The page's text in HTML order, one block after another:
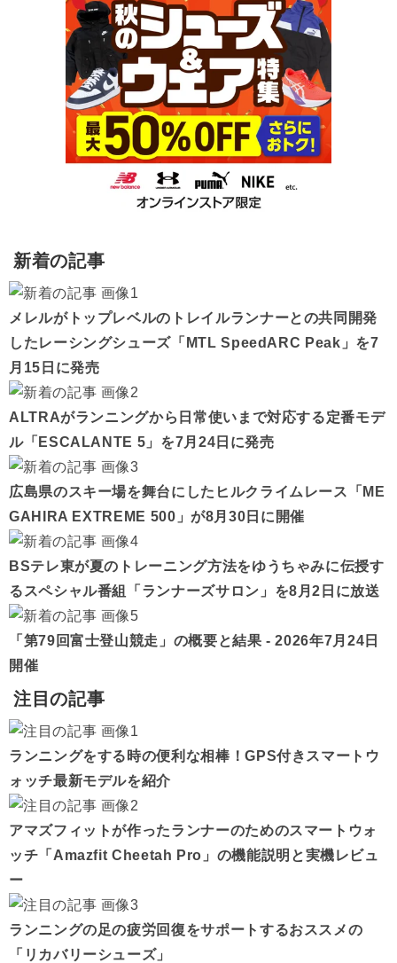
新着の記事
メレルがトップレベルのトレイルランナーとの共同開発
したレーシングシューズ「MTL SpeedARC Peak」を7
月15日に発売
ALTRAがランニングから日常使いまで対応する定番モデ
ル「ESCALANTE 5」を7月24日に発売
広島県のスキー場を舞台にしたヒルクライムレース「ME
GAHIRA EXTREME 500」が8月30日に開催
BSテレ東が夏のトレーニング方法をゆうちゃみに伝授す
るスペシャル番組「ランナーズサロン」を8月2日に放送
「第79回富士登山競走」の概要と結果 - 2026年7月24日
開催
注目の記事
ランニングをする時の便利な相棒！GPS付きスマートウ
ォッチ最新モデルを紹介
アマズフィットが作ったランナーのためのスマートウォ
ッチ「Amazfit Cheetah Pro」の機能説明と実機レビュ
ー
ランニングの足の疲労回復をサポートするおススメの
「リカバリーシューズ」